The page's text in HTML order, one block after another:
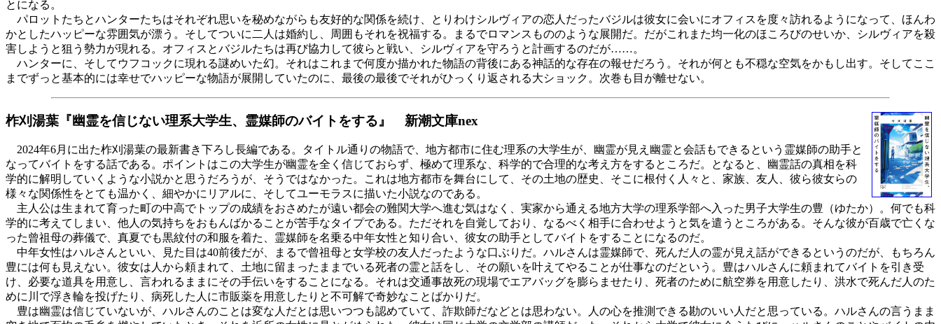
とになる。
パロットたちとハンターたちはそれぞれ思いを秘めながらも友好的な関係を続け、とりわけシルヴィアの恋人だったバジルは彼女に会いにオフィスを度々訪れるようになって、ほんわ
かとしたハッピーな雰囲気が漂う。そしてついに二人は婚約し、周囲もそれを祝福する。まるでロマンスもののような展開だ。だがこれまた均一化のほころびのせいか、シルヴィアを殺
害しようと狙う勢力が現れる。オフィスとバジルたちは再び協力して彼らと戦い、シルヴィアを守ろうと計画するのだが……。
ハンターに、そしてウフコックに現れる謎めいた幻。それはこれまで何度か描かれた物語の背後にある神話的な存在の報せだろう。それが何とも不穏な空気をかもし出す。そしてここ
までずっと基本的には幸せでハッピーな物語が展開していたのに、最後の最後でそれがひっくり返される大ショック。次巻も目が離せない。
柞刈湯葉『幽霊を信じない理系大学生、霊媒師のバイトをする』 新潮文庫nex
2024年6月に出た柞刈湯葉の最新書き下ろし長編である。タイトル通りの物語で、地方都市に住む理系の大学生が、幽霊が見え幽霊と会話もできるという霊媒師の助手と
なってバイトをする話である。ポイントはこの大学生が幽霊を全く信じておらず、極めて理系な、科学的で合理的な考え方をするところだ。となると、幽霊話の真相を科
学的に解明していくような小説かと思うだろうが、そうではなかった。これは地方都市を舞台にして、その土地の歴史、そこに根付く人々と、家族、友人、彼ら彼女らの
様々な関係性をとても温かく、細やかにリアルに、そしてユーモラスに描いた小説なのである。
主人公は生まれて育った町の中高でトップの成績をおさめたが遠い都会の難関大学へ進む気はなく、実家から通える地方大学の理系学部へ入った男子大学生の豊（ゆたか）。何でも科
学的に考えてしまい、他人の気持ちをおもんばかることが苦手なタイプである。ただそれを自覚しており、なるべく相手に合わせようと気を遣うところがある。そんな彼が百歳で亡くな
った曾祖母の葬儀で、真夏でも黒紋付の和服を着た、霊媒師を名乗る中年女性と知り合い、彼女の助手としてバイトをすることになるのだ。
中年女性はハルさんといい、見た目は40前後だが、まるで曾祖母と女学校の友人だったような口ぶりだ。ハルさんは霊媒師で、死んだ人の霊が見え話ができるというのだが、もちろん
豊には何も見えない。彼女は人から頼まれて、土地に留まったままでいる死者の霊と話をし、その願いを叶えてやることが仕事なのだという。豊はハルさんに頼まれてバイトを引き受
け、必要な道具を用意し、言われるままにその手伝いをすることになる。それは交通事故死の現場でエアバッグを膨らませたり、死者のために航空券を用意したり、洪水で死んだ人のた
めに川で浮き輪を投げたり、病死した人に市販薬を用意したりと不可解で奇妙なことばかりだ。
豊は幽霊は信じていないが、ハルさんのことは変な人だとは思いつつも認めていて、詐欺師だなどとは思わない。人の心を推測できる勘のいい人だと思っている。ハルさんの言うまま